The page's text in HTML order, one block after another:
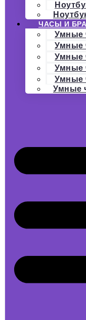
ЧАСЫ И
Умные
Умные
Умные
Умные
Умные
Умные